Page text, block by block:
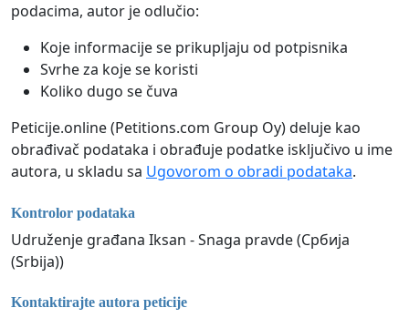
podacima, autor je odlučio:
Koje informacije se prikupljaju od potpisnika
Svrhe za koje se koristi
Koliko dugo se čuva
Peticije.online (Petitions.com Group Oy) deluje kao
obrađivač podataka i obrađuje podatke isključivo u ime
autora, u skladu sa Ugovorom o obradi podataka.
Kontrolor podataka
Udruženje građana Iksan - Snaga pravde (Србија
(Srbija))
Kontaktirajte autora peticije